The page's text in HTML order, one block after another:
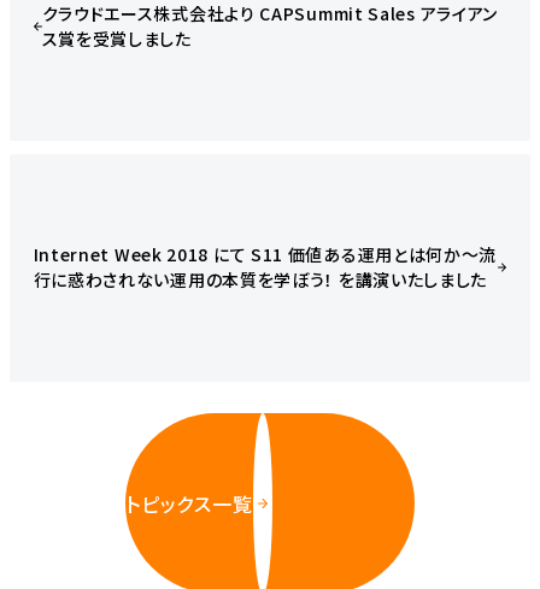
クラウドエース株式会社より CAPSummit Sales アライアン
ス賞を受賞しました
Internet Week 2018 にて S11 価値ある運用とは何か～流
行に惑わされない運用の本質を学ぼう！ を講演いたしました
トピックス一覧